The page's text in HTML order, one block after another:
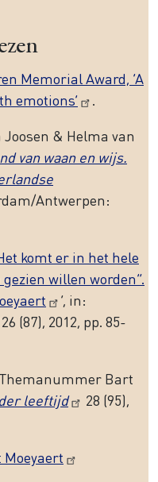
Memorial Award, ‘A
emotions’
.
Joosen & Helma van
van waan en wijs.
Antwerpen:
komt er in het hele
willen worden”.
’, in:
(87), 2012, pp. 85-
Bart
leeftijd
28 (95),
Moeyaert